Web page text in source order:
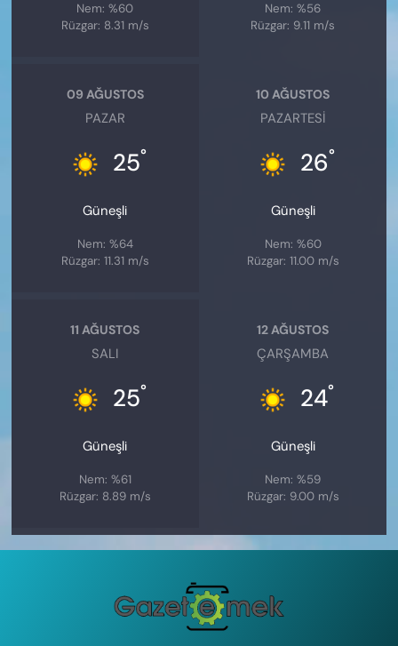
Nem: %60
Rüzgar: 8.31 m/s
Nem: %56
Rüzgar: 9.11 m/s
09 AĞUSTOS
PAZAR
25°
Güneşli
Nem: %64
Rüzgar: 11.31 m/s
10 AĞUSTOS
PAZARTESI
26°
Güneşli
Nem: %60
Rüzgar: 11.00 m/s
11 AĞUSTOS
SALI
25°
Güneşli
Nem: %61
Rüzgar: 8.89 m/s
12 AĞUSTOS
ÇARŞAMBA
24°
Güneşli
Nem: %59
Rüzgar: 9.00 m/s